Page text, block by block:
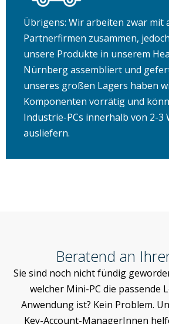
Übrigens: Wir arbeiten zwar mit
Partnerfirmen zusammen,
unsere Produkte in unserem
Nürnberg assembliert und
unseres großen Lagers haben
Komponenten vorrätig und
Industrie-PCs innerhalb von 2-3
ausliefern.
Beratend an
Sie sind noch nicht fündig
welcher Mini-PC die passende
Anwendung ist? Kein Problem.
Key-Account-ManagerInnen